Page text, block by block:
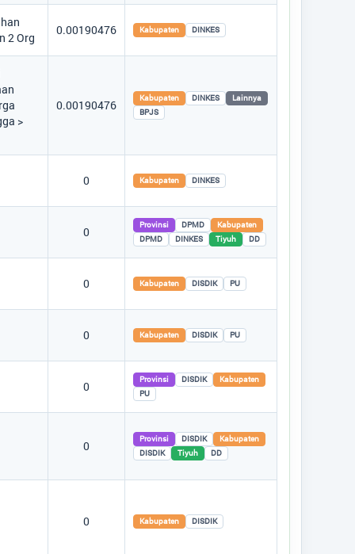
Titik Lokasi Kantor Desa
2 Org
0.00190476 Kabupaten DINKES
>
0.00190476 Kabupaten DINKES
Lainnya
BPJS
0 Kabupaten DINKES
0 Provinsi DPMD
Kabupaten
DPMD
DINKES Tiyuh DD
0 Kabupaten DISDIK PU
0 Kabupaten DISDIK PU
0 Provinsi DISDIK
Kabupaten
PU
0 Provinsi DISDIK
Kabupaten
DISDIK
Tiyuh DD
0 Kabupaten DISDIK